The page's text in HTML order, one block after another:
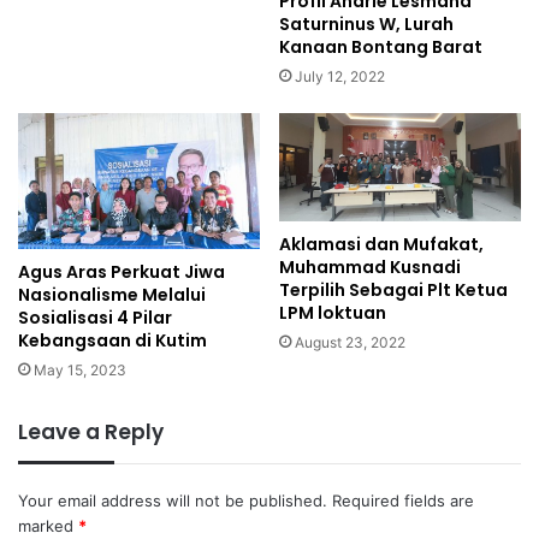
Saturninus W, Lurah
Kanaan Bontang Barat
July 12, 2022
Agus Aras Perkuat Jiwa
Nasionalisme Melalui
Sosialisasi 4 Pilar
Kebangsaan di Kutim
May 15, 2023
Aklamasi dan Mufakat,
Muhammad Kusnadi
Terpilih Sebagai Plt Ketua
LPM loktuan
August 23, 2022
Leave a Reply
Your email address will not be published. Required fields are
marked *